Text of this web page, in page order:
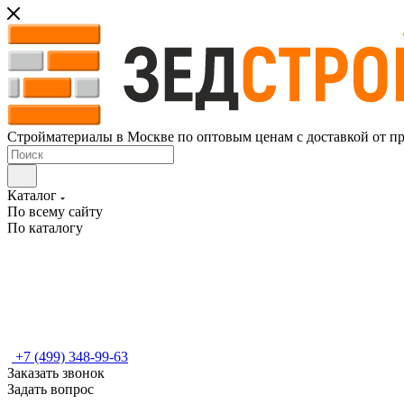
Стройматериалы в Москве по оптовым ценам с доставкой от
Каталог
По всему сайту
По каталогу
+7 (499) 348-99-63
Заказать звонок
Задать вопрос